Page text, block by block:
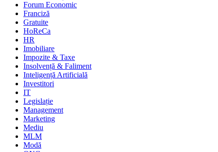
Forum Economic
Franciză
Gratuite
HoReCa
HR
Imobiliare
Impozite & Taxe
Insolvență & Faliment
Inteligență Artificială
Investitori
IT
Legislație
Management
Marketing
Mediu
MLM
Modă